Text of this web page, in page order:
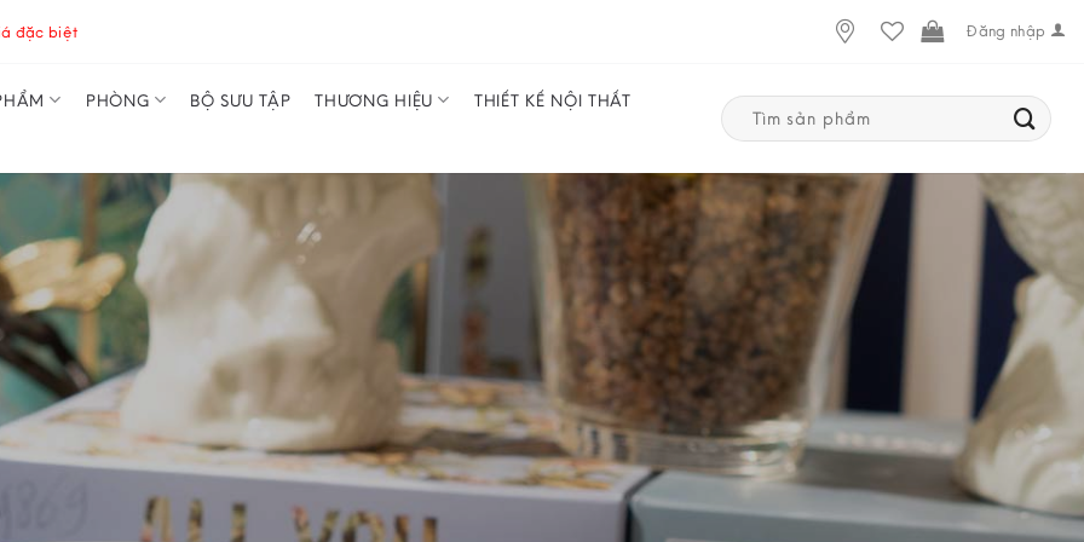
đặc biệt Đăng nhập
PHÒNG BỘ SƯU TẬP THƯƠNG HIỆU THIẾT KẾ NỘI THẤT
Search
for: